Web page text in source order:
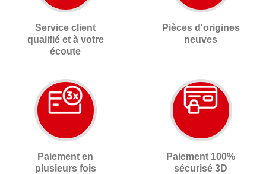
Service client
qualifié et à votre
écoute
Pièces d'origines
neuves
Paiement en
plusieurs fois
Paiement 100%
sécurisé 3D